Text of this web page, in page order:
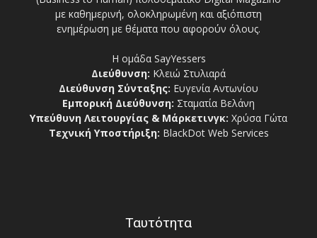
με καθημερινή, ολοκληρωμένη και αξιόπιστη
ενημέρωση με θέματα που αφορούν όλους.
Η ομάδα SayYessers
Διεύθυνση: Κλειώ Στυλιαρά
Διεύθυνση Σύνταξης: Ευγενία Αντωνίου
Εμπορική Διεύθυνση: Σταματία Βελάνη
Υπεύθυνη Λειτουργίας & Μάρκετινγκ: Χρύσα Γώτα
Τεχνική Υποστήριξη: BlackDot Web Services
Ταυτότητα